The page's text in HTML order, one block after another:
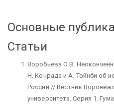
Основные
Статьи
Воробьева О.В.
Н. Конрада и А. Тойнби об
России // Вестник
университета. Серия 1.